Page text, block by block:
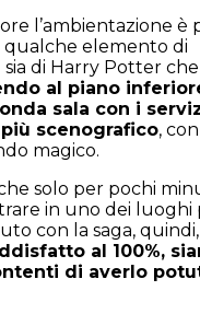
l’ambientazione è
qualche elemento di
di Harry Potter
al piano
sala con i
più scenografico,
magico.
solo per pochi
in uno dei luoghi
con la saga, quindi,
al 100%,
di averlo